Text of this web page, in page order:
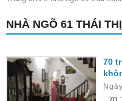
NHÀ NGÕ 61 THÁI
70